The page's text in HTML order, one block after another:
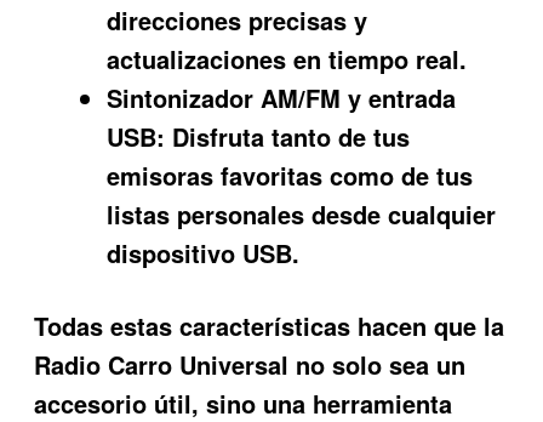
direcciones precisas y
actualizaciones en tiempo real.
Sintonizador AM/FM y entrada
USB: Disfruta tanto de tus
emisoras favoritas como de tus
listas personales desde cualquier
dispositivo USB.
Todas estas características hacen que la
Radio Carro Universal no solo sea un
accesorio útil, sino una herramienta